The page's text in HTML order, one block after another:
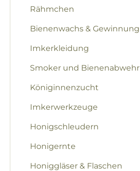
Rähmchen
Bienenwachs & Gewinnung
Imkerkleidung
Smoker und Bienenabwehr
Königinnenzucht
Imkerwerkzeuge
Honigschleudern
Honigernte
Honiggläser & Flaschen